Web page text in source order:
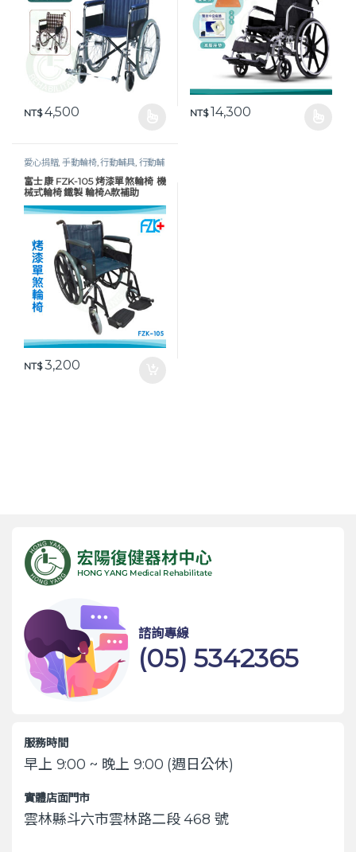
NT$4,500 NT$14,300
愛心捐贈,手動輪椅,行動輔具, 行動輔
具, 輪椅 ,鐵製 / 電鍍輪椅,長照專區
富士康 FZK-105 烤漆單煞輪椅 機
械式輪椅 鐵製 輪椅A款補助
NT$3,200
諮詢專線
(05) 5342365
服務時間
早上 9:00 ~ 晚上 9:00 (週日公休)
實體店面門市
雲林縣斗六市雲林路二段 468 號